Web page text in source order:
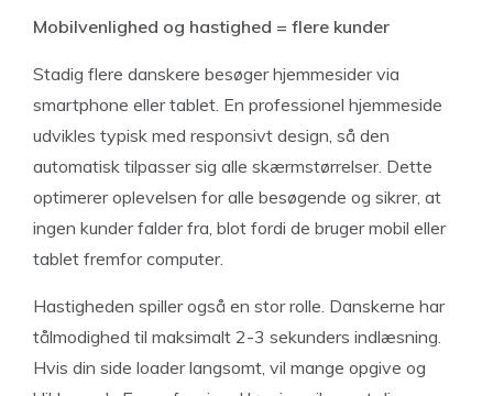
Mobilvenlighed og hastighed = flere kunder
Stadig flere danskere besøger hjemmesider via
smartphone eller tablet. En professionel hjemmeside
udvikles typisk med responsivt design, så den
automatisk tilpasser sig alle skærmstørrelser. Dette
optimerer oplevelsen for alle besøgende og sikrer, at
ingen kunder falder fra, blot fordi de bruger mobil eller
tablet fremfor computer.
Hastigheden spiller også en stor rolle. Danskerne har
tålmodighed til maksimalt 2-3 sekunders indlæsning.
Hvis din side loader langsomt, vil mange opgive og